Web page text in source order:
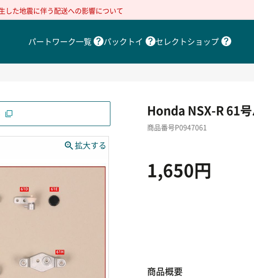
した地震に伴う配送への影響について
パートワーク一覧 パックトイ セレクトショップ
Honda NSX-R 61
商品番号P0947061
1,650円
商品概要